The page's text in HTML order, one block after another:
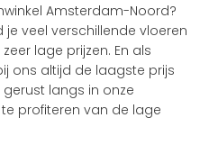
Amsterdam-Noord?
je veel verschillende vloeren
lage prijzen. En als
ons altijd de laagste prijs
langs in onze
profiteren van de lage